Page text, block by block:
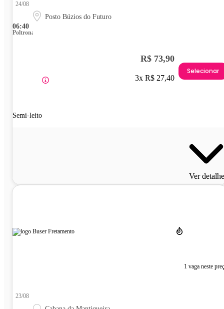
06:40
24/08
Posto Búzios do Futuro
Poltrona
Semi-leito
R$ 73,90
3x R$ 27,40
Selecionar
Ver
1 vaga neste
23/08